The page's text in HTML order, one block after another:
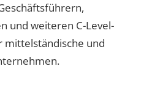
und weiteren C-Level-
mittelständische und